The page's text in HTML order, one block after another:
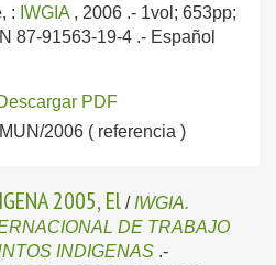
: IWGIA , 2006 .- 1vol; 653pp;
87-91563-19-4 .- Español
PDF
2006 ( referencia )
2005, El / IWGIA.
DE TRABAJO
INDIGENAS .-